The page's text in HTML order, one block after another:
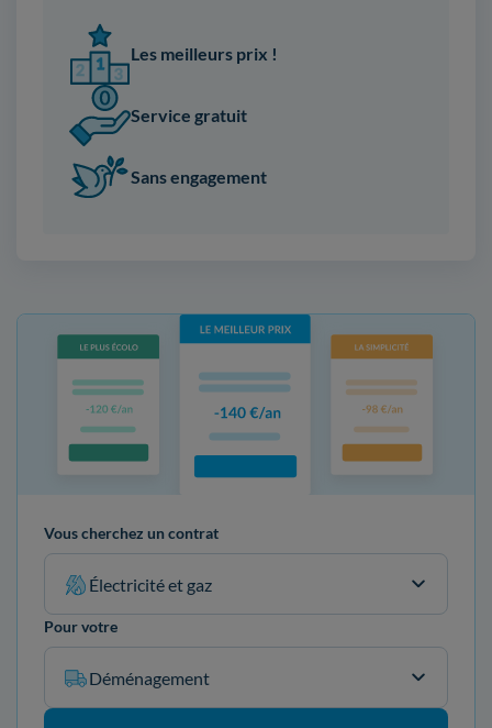
Les meilleurs prix !
Service gratuit
Sans engagement
Vous cherchez un contrat
Électricité et gaz
Pour votre
Déménagement